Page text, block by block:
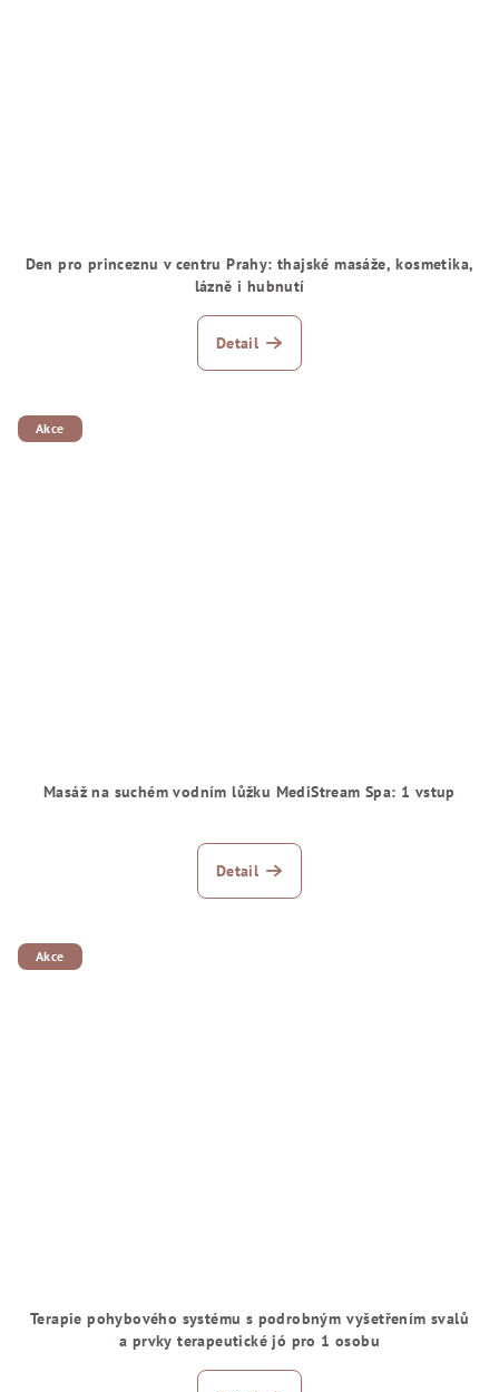
Den pro princeznu v centru Prahy: thajské masáže, kosmetika,
lázně i hubnutí
Detail
Akce
Masáž na suchém vodním lůžku MediStream Spa: 1 vstup
Detail
Akce
Terapie pohybového systému s podrobným vyšetřením svalů
a prvky terapeutické jó pro 1 osobu